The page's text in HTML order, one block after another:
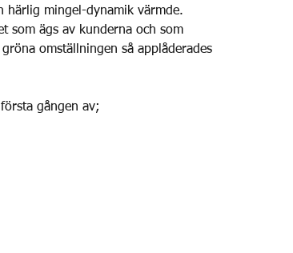
härlig mingel-dynamik värmde.
som ägs av kunderna och som
omställningen så applåderades
gången av;